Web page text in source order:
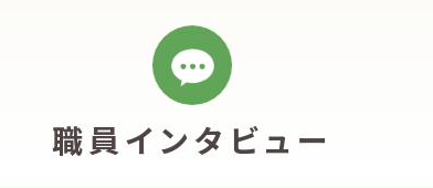
職員インタビュー